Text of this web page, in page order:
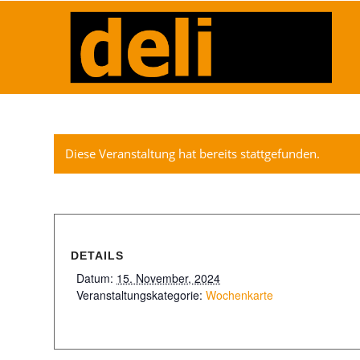
Diese Veranstaltung hat bereits stattgefunden.
DETAILS
Datum: 15. November, 2024
Veranstaltungskategorie: Wochenkarte